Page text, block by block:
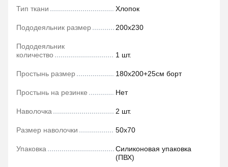
Тип ткани Хлопок
Пододеяльник размер 200х230
Пододеяльник
количество
1 шт.
Простынь размер 180х200+25см борт
Простынь на резинке Нет
Наволочка 2 шт.
Размер наволочки 50х70
Упаковка
Силиконовая упаковка
(ПВХ)